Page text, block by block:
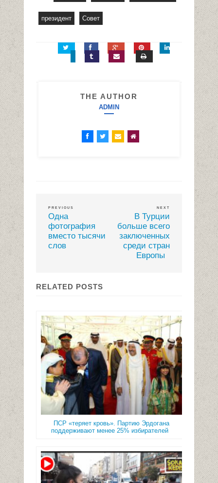
президент Совет
THE AUTHOR
ADMIN
PREVIOUS
Одна
фотография
вместо тысячи
слов
NEXT
В Турции
больше всего
заключенных
среди стран
Европы
RELATED POSTS
ПСР «теряет кровь». Партию Эрдогана
поддерживают менее 25% избирателей